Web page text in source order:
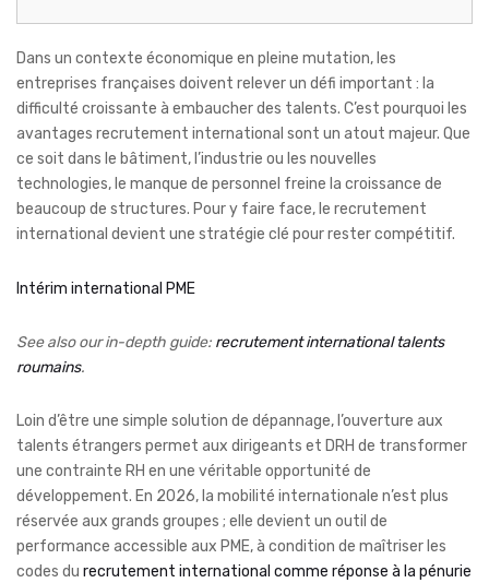
Dans un contexte économique en pleine mutation, les
entreprises françaises doivent relever un défi important : la
difficulté croissante à embaucher des talents. C’est pourquoi les
avantages recrutement international sont un atout majeur. Que
ce soit dans le bâtiment, l’industrie ou les nouvelles
technologies, le manque de personnel freine la croissance de
beaucoup de structures. Pour y faire face, le recrutement
international devient une stratégie clé pour rester compétitif.
Intérim international PME
See also our in-depth guide: recrutement international talents
roumains.
Loin d’être une simple solution de dépannage, l’ouverture aux
talents étrangers permet aux dirigeants et DRH de transformer
une contrainte RH en une véritable opportunité de
développement. En 2026, la mobilité internationale n’est plus
réservée aux grands groupes ; elle devient un outil de
performance accessible aux PME, à condition de maîtriser les
codes du recrutement international comme réponse à la pénurie